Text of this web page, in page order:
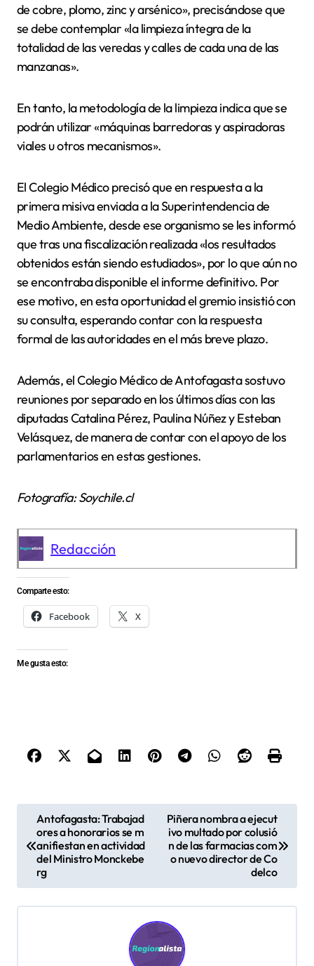
de cobre, plomo, zinc y arsénico», precisándose que
se debe contemplar «la limpieza íntegra de la
totalidad de las veredas y calles de cada una de las
manzanas».
En tanto, la metodología de la limpieza indica que se
podrán utilizar «máquinas barredoras y aspiradoras
viales u otros mecanismos».
El Colegio Médico precisó que en respuesta a la
primera misiva enviada a la Superintendencia de
Medio Ambiente, desde ese organismo se les informó
que tras una fiscalización realizada «los resultados
obtenidos están siendo estudiados», por lo que aún no
se encontraba disponible el informe definitivo. Por
ese motivo, en esta oportunidad el gremio insistió con
su consulta, esperando contar con la respuesta
formal de las autoridades en el más breve plazo.
Además, el Colegio Médico de Antofagasta sostuvo
reuniones por separado en los últimos días con las
diputadas Catalina Pérez, Paulina Núñez y Esteban
Velásquez, de manera de contar con el apoyo de los
parlamentarios en estas gestiones.
Fotografía: Soychile.cl
Redacción
Comparte esto:
Facebook X
Me gusta esto:
e
g
Antofagasta: Trabajad
ores a honorarios se m
anifiestan en actividad
del Ministro Monckebe
rg
Piñera nombra a ejecut
ivo multado por colusió
n de las farmacias com
o nuevo director de Co
delco